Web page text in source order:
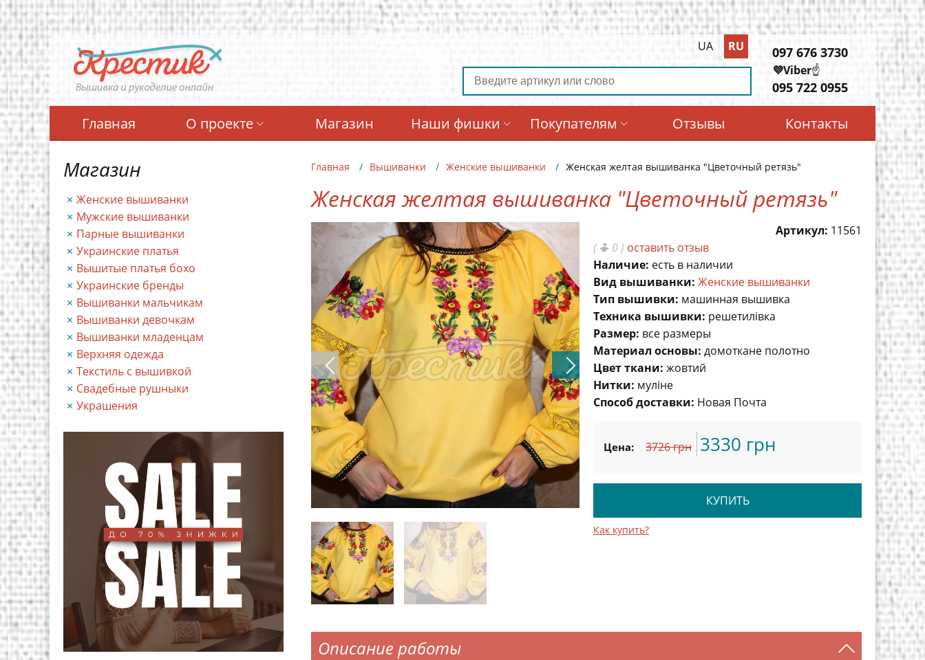
Перейти
к
основному
содержанию
UA RU 097 676 3730
💜Viber☝️
095 722 0955
Главная О проекте Магазин Наши фишки Покупателям Отзывы Контакты
Магазин
Женские вышиванки
Мужские вышиванки
Парные вышиванки
Украинские платья
Вышитые платья бохо
Украинские бренды
Вышиванки мальчикам
Вышиванки девочкам
Вышиванки младенцам
Верхняя одежда
Текстиль с вышивкой
Свадебные рушныки
Украшения
Главная Вышиванки Женские вышиванки Женская желтая вышиванка "Цветочный ретязь"
Женская желтая вышиванка "Цветочный ретязь"
Артикул: 11561
(
0 ) оставить отзыв
Наличие: есть в наличии
Вид вышиванки: Женские вышиванки
Тип вышивки: машинная вышивка
Техника вышивки: решетилівка
Размер: все размеры
Материал основы: домоткане полотно
Цвет ткани: жовтий
Нитки: муліне
Способ доставки: Новая Почта
Цена: 3726 грн 3330 грн
КУПИТЬ
Как купить?
Описание работы